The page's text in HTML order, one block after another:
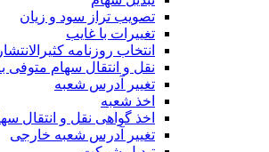
تصویب تراز سود و زیان
تغییرات با غایب
انتخاب روزنامه کثیرالانتشار
نقل و انتقال سهام متوفی
تغییر آدرس شعبه
اخذ شعبه
اخذ گواهی نقل و انتقال
تغییر آدرس شعبه خارجی